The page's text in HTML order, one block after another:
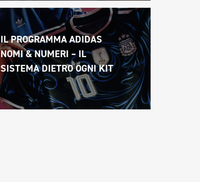
IL PROGRAMMA ADIDAS
NOMI & NUMERI – IL
SISTEMA DIETRO OGNI KIT